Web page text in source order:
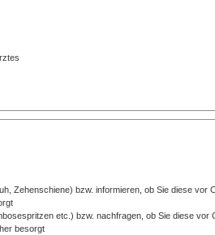
Zehenschiene) bzw. informieren, ob Sie diese vor
etc.) bzw. nachfragen, ob Sie diese vor
besorgt